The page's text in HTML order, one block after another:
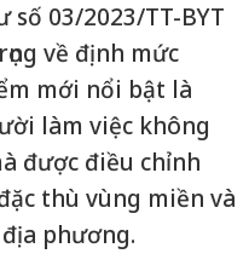
03/2023/TT-BYT
về định mức
mới nổi bật là
làm việc không
được điều chỉnh
thù vùng miền và
phương.